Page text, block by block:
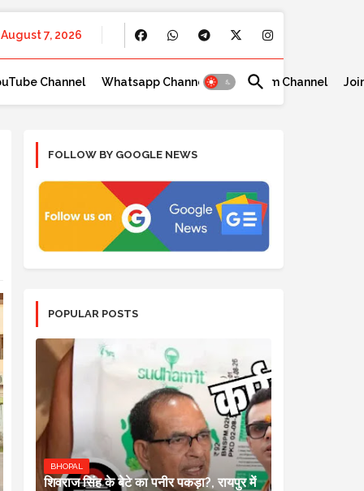
August 7, 2026
Channel Whatsapp Channel Telegram Channel
FOLLOW BY GOOGLE NEWS
POPULAR POSTS
BHOPAL
शिवराज सिंह के बेटे का पनीर पकड़ा?, रायपुर में